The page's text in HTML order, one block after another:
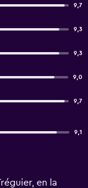
9,7
9,3
9,3
9,0
9,7
9,1
en la